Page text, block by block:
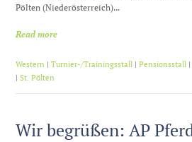
Pölten (Niederösterreich)...
Read more
Western |Turnier-/Trainingsstall |Pensionsstall
|St. Pölten
Wir begrüßen: AP